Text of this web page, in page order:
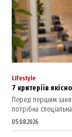
Lifestyle
7 критеріїв
Перед першим
потрібна
05.08.2026